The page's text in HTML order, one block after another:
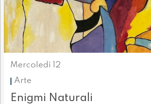
Mercoledì 12
Arte
Enigmi Naturali